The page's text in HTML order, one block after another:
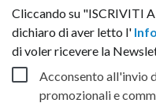
Cliccando su "ISCRIVITI
dichiaro di aver letto l'
di voler ricevere la
Acconsento all'invio
promozionali e